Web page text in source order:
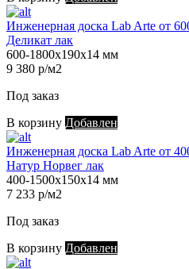
Инженерная доска Lab Arte от
Деликат лак
600-1800х190х14 мм
9 380 р/м2
Под заказ
В корзину Добавлен
Инженерная доска Lab Arte от
Натур Норвег лак
400-1500х150х14 мм
7 233 р/м2
Под заказ
В корзину Добавлен